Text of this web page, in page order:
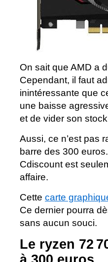
On sait que AMD a
Cependant, il faut
inintéressante que
une baisse
et de vider son
Aussi, ce n’est pas
barre des 300
Cdiscount est
affaire.
Cette carte
Ce dernier pourra
sans aucun souci.
Le ryzen 72